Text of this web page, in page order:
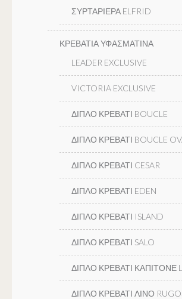
ΣΥΡΤΑΡΙΕΡΑ ELFRID
ΚΡΕΒΑΤΙΑ ΥΦΑΣΜΑΤΙΝΑ
LEADER EXCLUSIVE
VICTORIA EXCLUSIVE
ΔΙΠΛΟ ΚΡΕΒΑΤΙ BOUCLE
ΔΙΠΛΟ ΚΡΕΒΑΤΙ BOUCLE
ΔΙΠΛΟ ΚΡΕΒΑΤΙ CESAR
ΔΙΠΛΟ ΚΡΕΒΑΤΙ EDEN
ΔΙΠΛΟ ΚΡΕΒΑΤΙ ISLAND
ΔΙΠΛΟ ΚΡΕΒΑΤΙ SALO
ΔΙΠΛΟ ΚΡΕΒΑΤΙ ΚΑΠΙΤΟΝΕ
ΔΙΠΛΟ ΚΡΕΒΑΤΙ ΛΙΝΟ